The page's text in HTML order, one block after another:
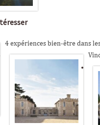
4 expériences bien-être dans